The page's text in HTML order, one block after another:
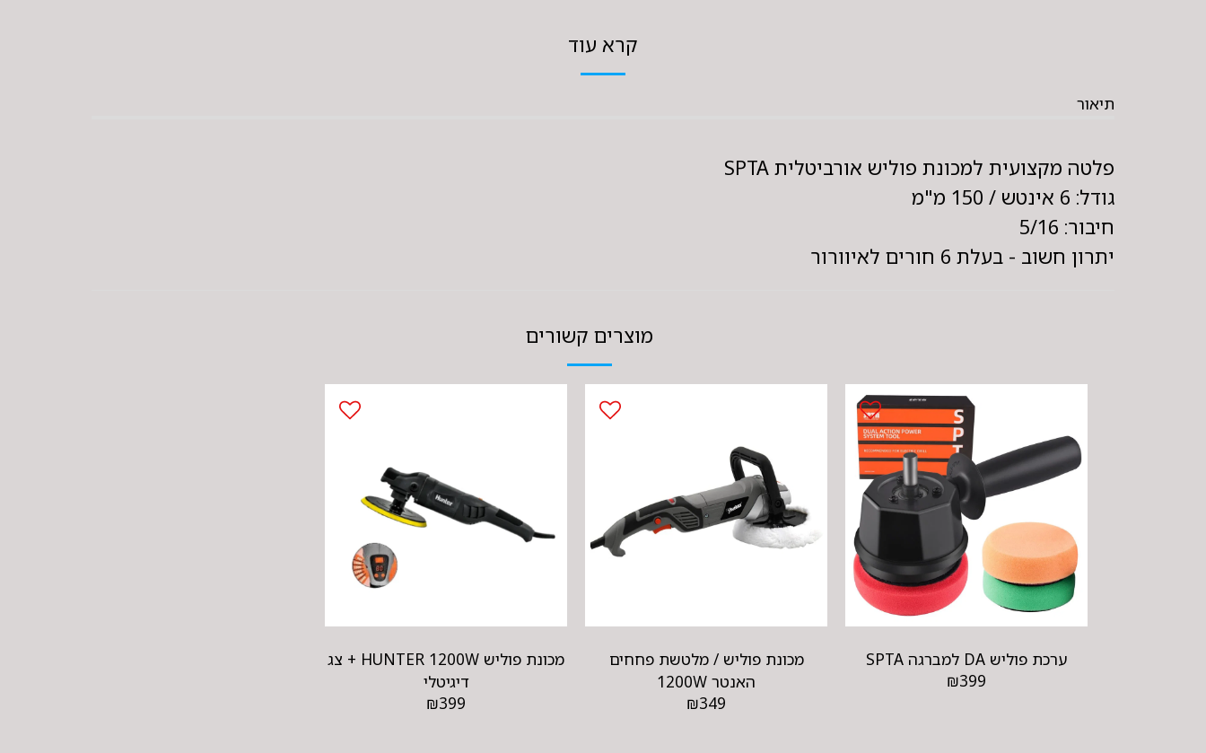
קרא עוד
תיאור
פלטה מקצועית למכונת פוליש אורביטלית SPTA
גודל: 6 אינטש / 150 מ"מ
חיבור: 5/16
יתרון חשוב - בעלת 6 חורים לאיוורור
מוצרים קשורים
ערכת פוליש DA למברגה SPTA
₪399
מכונת פוליש / מלטשת פחחים
האנטר 1200W
₪349
מכונת פוליש HUNTER 1200W + צג
דיגיטלי
₪399